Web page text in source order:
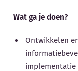
Wat ga je doen?
Ontwikkelen
implementatie